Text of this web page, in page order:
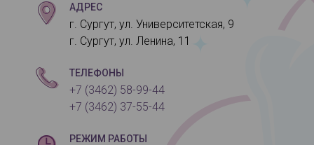
АДРЕС
г. Сургут, ул. Университетская, 9
г. Сургут, ул. Ленина, 11
ТЕЛЕФОНЫ
+7 (3462) 58-99-44
+7 (3462) 37-55-44
РЕЖИМ РАБОТЫ